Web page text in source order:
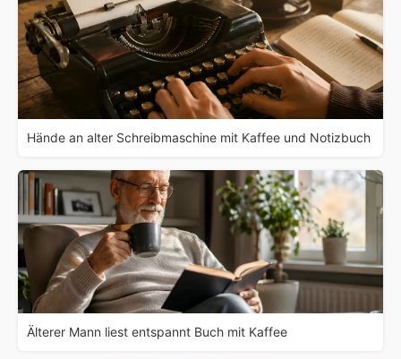
Hände an alter Schreibmaschine mit Kaffee und Notizbuch
Älterer Mann liest entspannt Buch mit Kaffee